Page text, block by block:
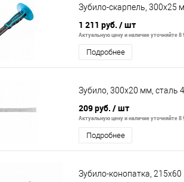
Зубило-скарпель, 300х25
1 211 руб. / шт
Актуальную цену и наличие уточняйте 8
Подробнее
Зубило, 300х20 мм, сталь
209 руб. / шт
Актуальную цену и наличие уточняйте 8
Подробнее
Зубило-конопатка,